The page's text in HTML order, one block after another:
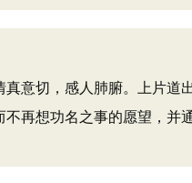
切，感人肺腑。上片道
再想功名之事的愿望，并